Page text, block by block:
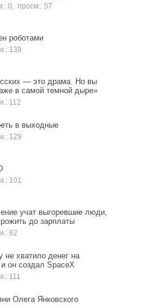
0 просм.: 57
роботами
139
— это драма. Но вы
в самой темной дыре»
112
в выходные
129
101
учат выгоревшие люди,
до зарплаты
62
не хватило денег на
он создал SpaceХ
111
Олега Янковского